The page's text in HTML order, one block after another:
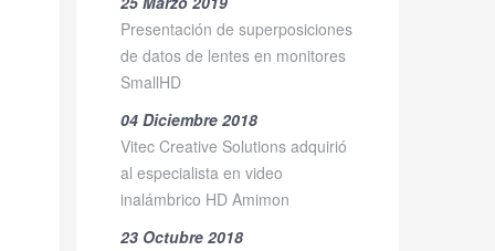
Presentación de superposiciones
de datos de lentes en monitores
SmallHD
04 Diciembre 2018
Vitec Creative Solutions adquirió
al especialista en video
inalámbrico HD Amimon
23 Octubre 2018